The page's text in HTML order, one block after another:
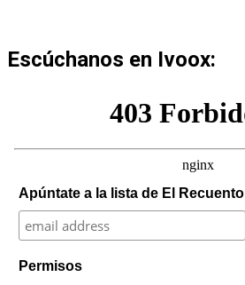
Escúchanos en Ivoox:
Apúntate a la lista de El Recuento
Permisos